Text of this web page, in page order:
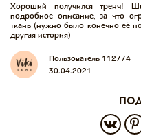
Хороший получился тренч!
подробное описание, за что
ткань (нужно было конечно её
другая история)
Пользователь 112774
30.04.2021